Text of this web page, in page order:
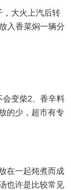
，大火上汽后转
入香菜焖一辆分
会变柴2、香辛料
的少，超市有专
在一起炖煮而成
也许是比较常见